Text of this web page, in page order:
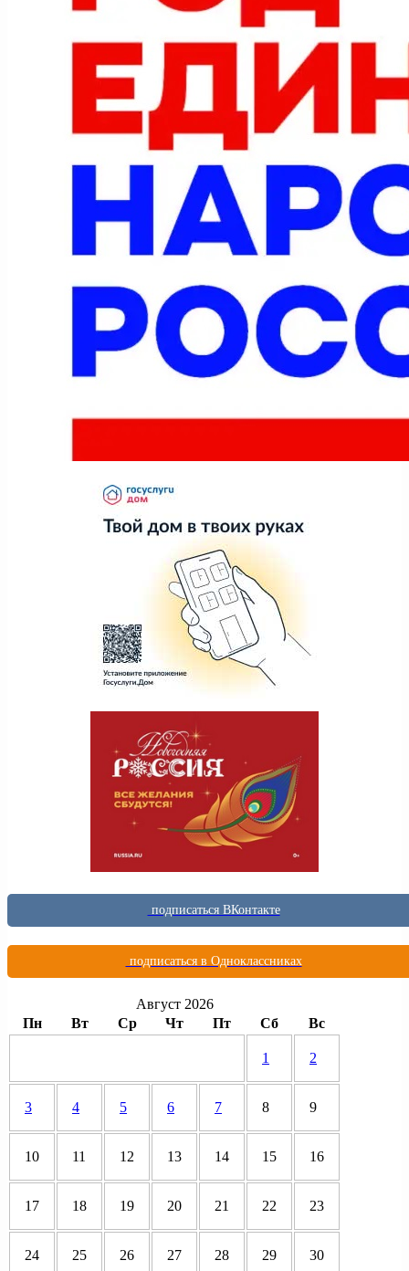
подписаться ВКонтакте
подписаться в Одноклассниках
Август 2026
Пн
Вт Ср Чт Пт Сб Вс
1 2
3 4 5 6 7 8 9
10 11 12 13 14 15 16
17 18 19 20 21 22 23
24 25 26 27 28 29 30